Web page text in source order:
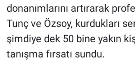
donanımlarını artırarak
Tunç ve Özsoy, kurdukları
şimdiye dek 50 bine yakın
tanışma fırsatı sundu.